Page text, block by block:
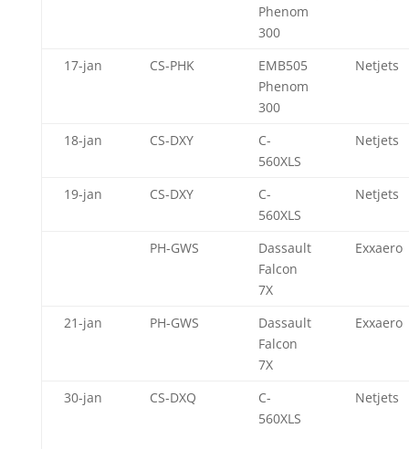
Phenom
300
17-jan CS-PHK
EMB505
Phenom
300
Netjets
18-jan CS-DXY
C-
560XLS
Netjets
19-jan CS-DXY
C-
560XLS
Netjets
PH-GWS
Dassault
Falcon
7X
Exxaero
21-jan PH-GWS
Dassault
Falcon
7X
Exxaero
30-jan CS-DXQ
C-
560XLS
Netjets